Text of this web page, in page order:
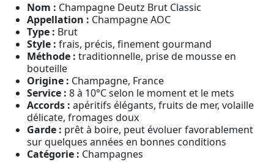
Nom : Champagne Deutz Brut Classic
Appellation : Champagne AOC
Type : Brut
Style : frais, précis, finement gourmand
Méthode : traditionnelle, prise de mousse en
bouteille
Origine : Champagne, France
Service : 8 à 10°C selon le moment et le mets
Accords : apéritifs élégants, fruits de mer, volaille
délicate, fromages doux
Garde : prêt à boire, peut évoluer favorablement
sur quelques années en bonnes conditions
Catégorie : Champagnes